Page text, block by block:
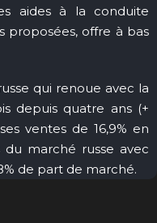
aides à la conduite
proposées, offre à bas
qui renoue avec la
depuis quatre ans (+
ventes de 16,9% en
marché russe avec
de part de marché.